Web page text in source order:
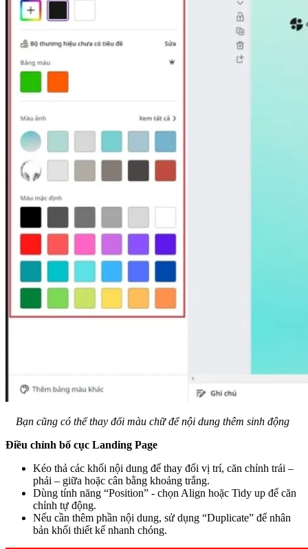
Bạn cũng có thể thay đổi màu chữ để nội dung thêm sinh động
Điều chỉnh bố cục Landing Page
Kéo thả các khối nội dung để thay đổi vị trí, căn chỉnh trái –
phải – giữa hoặc cân bằng khoảng trắng.
Dùng tính năng “Position” - chọn Align hoặc Tidy up để căn
chỉnh tự động.
Nếu cần thêm phần nội dung, sử dụng “Duplicate” để nhân
bản khối thiết kế nhanh chóng.